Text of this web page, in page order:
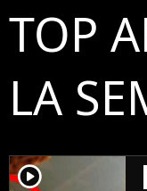
TOP
LA
player2